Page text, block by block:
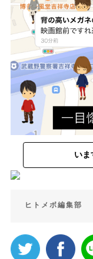
いま
ヒトメボ編集部